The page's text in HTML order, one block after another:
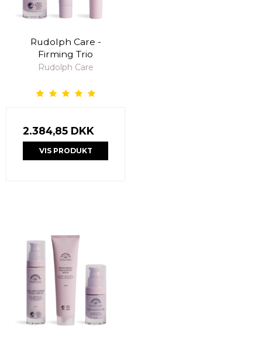
Rudolph Care -
Firming Trio
Rudolph Care
2.384,85 DKK
VIS PRODUKT